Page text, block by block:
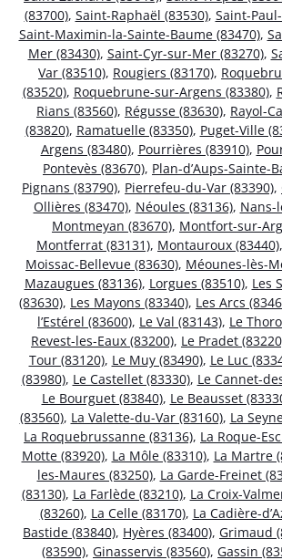
(83700), Saint-Raphaël (83530), Saint-
Saint-Maximin-la-Sainte-Baume (83470),
Mer (83430), Saint-Cyr-sur-Mer (83270),
Var (83510), Rougiers (83170),
(83520), Roquebrune-sur-Argens (83380),
Rians (83560), Régusse (83630), Rayol-
(83820), Ramatuelle (83350), Puget-Ville
Argens (83480), Pourrières (83910),
Pontevès (83670), Plan-d’Aups-Sainte-
Pignans (83790), Pierrefeu-du-Var (83390),
Ollières (83470), Néoules (83136), Nans-
Montmeyan (83670), Montfort-sur-
Montferrat (83131), Montauroux (83440),
Moissac-Bellevue (83630), Méounes-lès-
Mazaugues (83136), Lorgues (83510), Les
(83630), Les Mayons (83340), Les Arcs
l’Estérel (83600), Le Val (83143), Le
Revest-les-Eaux (83200), Le Pradet
Tour (83120), Le Muy (83490), Le Luc
(83980), Le Castellet (83330), Le Cannet-
Le Bourguet (83840), Le Beausset
(83560), La Valette-du-Var (83160), La
La Roquebrussanne (83136), La Roque-
Motte (83920), La Môle (83310), La Martre
les-Maures (83250), La Garde-Freinet
(83130), La Farlède (83210), La Croix-
(83260), La Celle (83170), La Cadière-
Bastide (83840), Hyères (83400), Grimaud
(83590), Ginasservis (83560), Gassin